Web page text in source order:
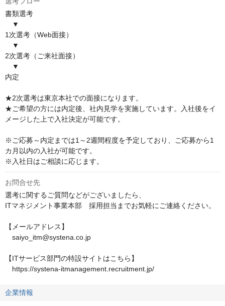
書類選考
▼
1次選考（Web面接）
▼
2次選考（ご来社面接）
▼
内定
★2次選考は東京本社での面接になります。
★ご希望の方には内定後、社内見学を実施しています。入社後をイ
メージした上で入社決定が可能です。
※ご応募～内定までは1～2週間程度を予定しており、ご応募から1
カ月以内の入社が可能です。
※入社日はご相談に応じます。
お問合せ先
選考に関するご質問などがございましたら、
ITマネジメント事業本部　採用担当までお気軽にご連絡ください。
【メールアドレス】
saiyo_itm@systena.co.jp
【ITサービス部門の特設サイトはこちら】
https://systena-itmanagement.recruitment.jp/
企業情報